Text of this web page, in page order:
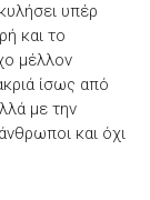
υπέρ
και το
μέλλον
ίσως από
με την
και όχι